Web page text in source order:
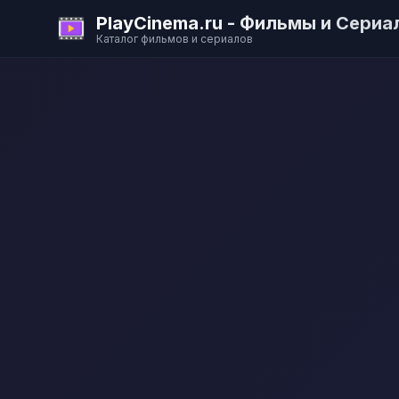
PlayCinema.ru - Фильмы и
Каталог фильмов и сериалов